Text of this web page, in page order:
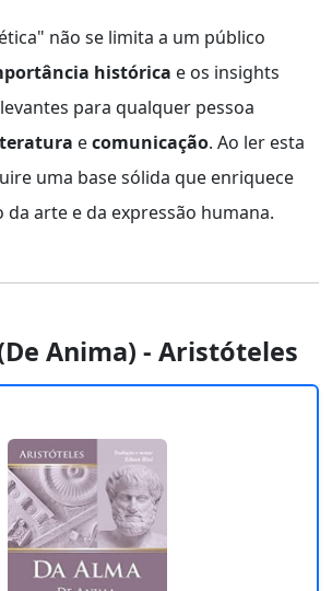
não se limita a um público
histórica e os insights
para qualquer pessoa
ecomunicação. Ao ler esta
uma base sólida que enriquece
da arte e da expressão humana.
Anima) - Aristóteles